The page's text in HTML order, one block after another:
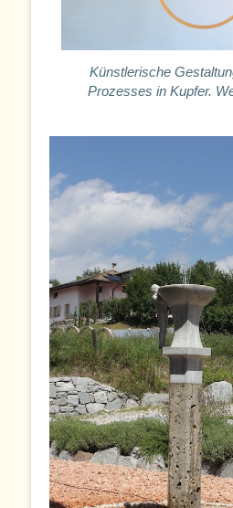
Künstlerische
Prozesses in Kupfer.